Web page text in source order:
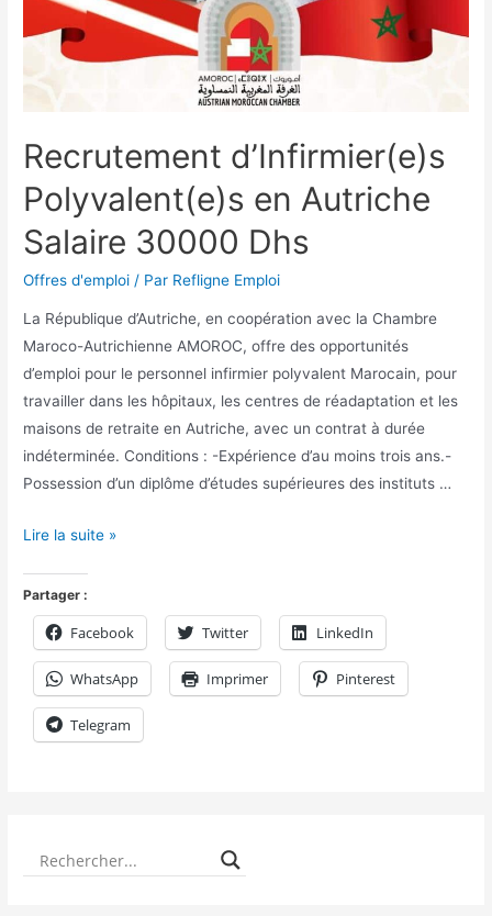
Recrutement d’Infirmier(e)s
Polyvalent(e)s en Autriche
Salaire 30000 Dhs
Offres d'emploi / Par Refligne Emploi
La République d’Autriche, en coopération avec la Chambre
Maroco-Autrichienne AMOROC, offre des opportunités
d’emploi pour le personnel infirmier polyvalent Marocain, pour
travailler dans les hôpitaux, les centres de réadaptation et les
maisons de retraite en Autriche, avec un contrat à durée
indéterminée. Conditions : -Expérience d’au moins trois ans.-
Possession d’un diplôme d’études supérieures des instituts …
Lire la suite »
Partager :
Facebook Twitter LinkedIn
WhatsApp Imprimer Pinterest
Telegram